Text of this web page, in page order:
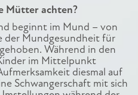
Mütter achten?
beginnt im Mund – von
der Mundgesundheit für
Während in den
im Mittelpunkt
diesmal auf
Schwangerschaft mit sich